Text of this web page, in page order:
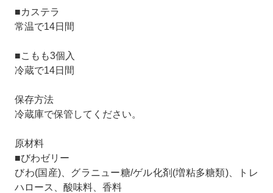
■カステラ
常温で14日間
■こもも3個入
冷蔵で14日間
保存方法
冷蔵庫で保管してください。
原材料
■びわゼリー
びわ(国産)、グラニュー糖/ゲル化剤(増粘多糖類)、トレ
ハロース、酸味料、香料